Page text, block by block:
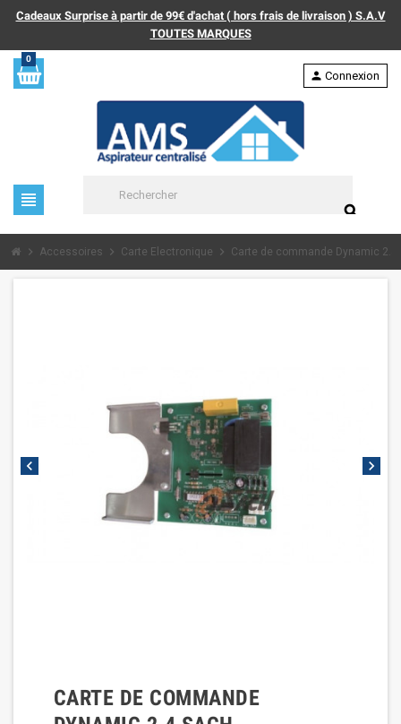
Cadeaux Surprise à partir de 99€ d'achat ( hors frais de livraison ) S.A.V
TOUTES MARQUES
0
view_headline
search
person Connexion
chevron_right Accessoires chevron_right Carte Electronique chevron_right Carte de commande Dynamic 2.4
chevron_left chevron_right
CARTE DE COMMANDE